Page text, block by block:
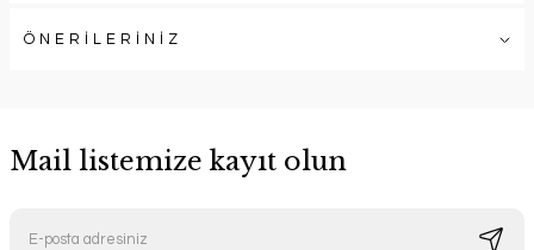
ÖNERİLERİNİZ
Mail listemize kayıt olun